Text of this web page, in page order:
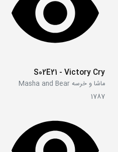
S02E21 - Victory Cry
ماشا و خرسه Masha and Bear
1787